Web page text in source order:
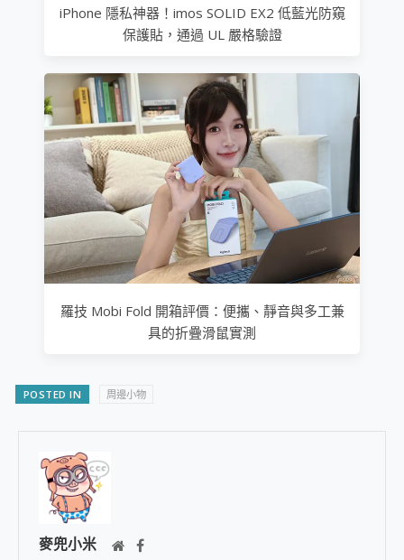
iPhone 隱私神器！imos SOLID EX2 低藍光防窺
保護貼，通過 UL 嚴格驗證
羅技 Mobi Fold 開箱評價：便攜、靜音與多工兼
具的折疊滑鼠實測
POSTED IN 周邊小物
麥兜小米